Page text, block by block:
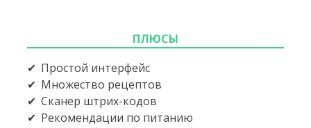
ПЛЮСЫ
Простой интерфейс
Множество рецептов
Сканер штрих-кодов
Рекомендации по питанию